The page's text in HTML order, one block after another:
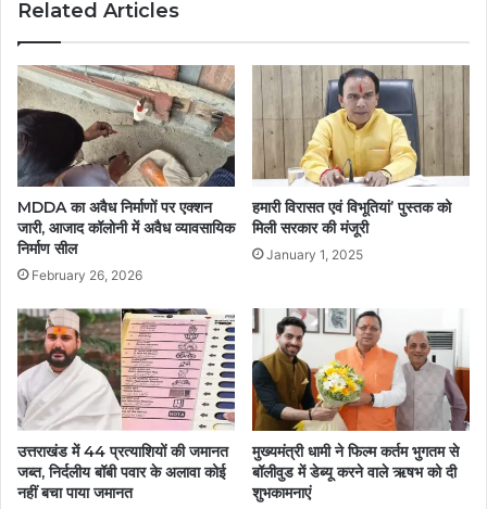
Related Articles
MDDA का अवैध निर्माणों पर एक्शन
जारी, आजाद कॉलोनी में अवैध व्यावसायिक
निर्माण सील
February 26, 2026
हमारी विरासत एवं विभूतियां’ पुस्तक को
मिली सरकार की मंजूरी
January 1, 2025
उत्तराखंड में 44 प्रत्याशियों की जमानत
जब्त, निर्दलीय बॉबी पवार के अलावा कोई
नहीं बचा पाया जमानत
मुख्यमंत्री धामी ने फिल्म कर्तम भुगतम से
बॉलीवुड में डेब्यू करने वाले ऋषभ को दी
शुभकामनाएं